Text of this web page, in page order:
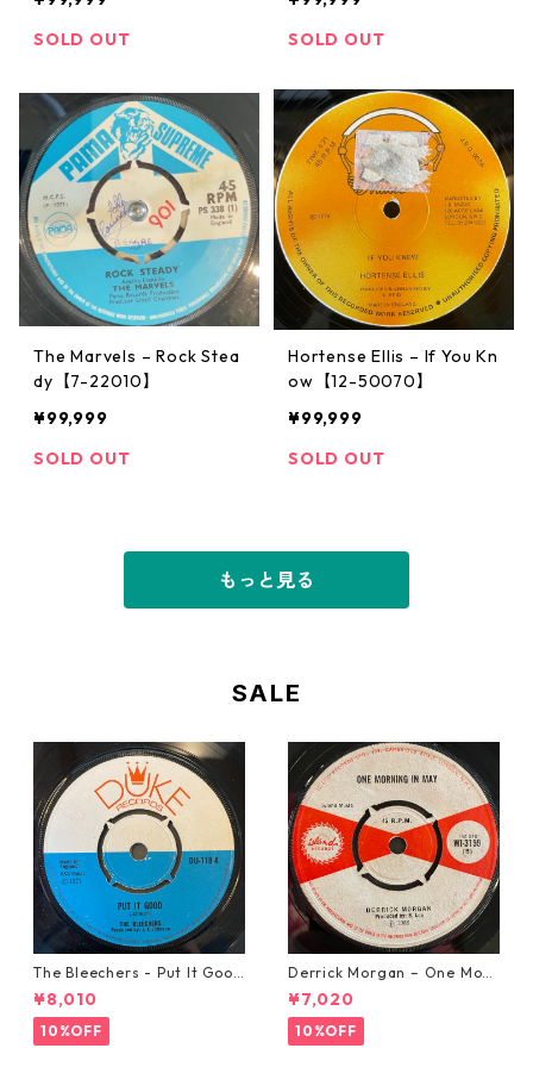
SOLD OUT
SOLD OUT
The Marvels ‎– Rock Stea
dy【7-22010】
¥99,999
SOLD OUT
Hortense Ellis – If You Kn
ow【12-50070】
¥99,999
SOLD OUT
もっと見る
SALE
The Bleechers - Put It Good
【7-21637】
¥8,010
10%OFF
Derrick Morgan – One Morn
ing In May【7-21653】
¥7,020
10%OFF